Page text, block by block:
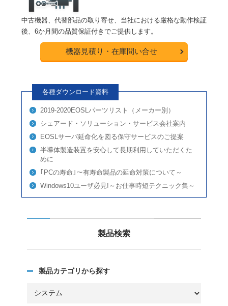
中古機器、代替部品の取り寄せ、当社における厳格な動作検証
後、6か月間の品質保証付きでご提供します。
機器見積り・在庫問い合せ
各種ダウンロード資料
2019-2020EOSLパーツリスト（メーカー別）
シェアード・ソリューション・サービス会社案内
EOSLサーバ延命化を図る保守サービスのご提案
半導体製造装置を安心して長期利用していただくた
めに
｢PCの寿命｣～有寿命製品の延命対策について～
Windows10ユーザ必見!～お仕事時短テクニック集～
製品検索
製品カテゴリから探す